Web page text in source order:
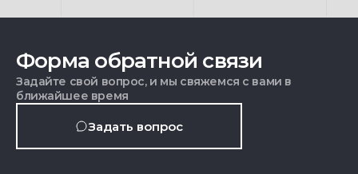
Форма обратной связи
Задайте свой вопрос, и мы свяжемся с вами в
ближайшее время
Задать вопрос